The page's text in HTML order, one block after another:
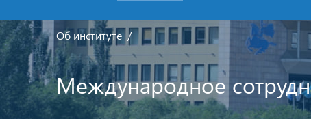
Об институте
Международное